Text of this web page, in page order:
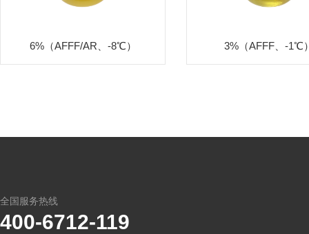
6%（AFFF/AR、-8℃） 3%（AFFF、-1℃
全国服务热线
400-6712-119